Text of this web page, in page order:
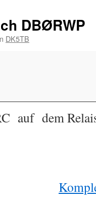
DBØRWP
DK5TB
auf dem